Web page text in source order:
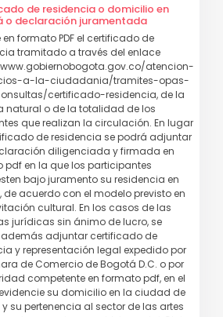
de residencia o domicilio en
o declaración juramentada
formato PDF el certificado de
tramitado a través del enlace
atencion-
a-la-ciudadania/tramites-opas-
certificado-residencia, de la
natural o de la totalidad de los
que realizan la circulación. En lugar
de residencia se podrá adjuntar
diligenciada y firmada en
pdf en la que los participantes
bajo juramento su residencia en
de acuerdo con el modelo previsto en
cultural. En los casos de las
jurídicas sin ánimo de lucro, se
además adjuntar certificado de
y representación legal expedido por
de Comercio de Bogotá D.C. o por
competente en formato pdf, en el
su domicilio en la ciudad de
su pertenencia al sector de las artes